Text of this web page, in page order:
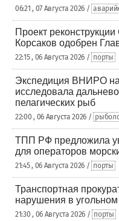
06:21 , 07 Августа 2026 /
Проект
Корсаков одобрен
22:15 , 06 Августа 2026 / порты
Экспедиция ВНИРО
исследовала
пелагических рыб
22:00 , 06 Августа 2026 /
ТПП РФ предложила
для операторов
21:45 , 06 Августа 2026 / порты
Транспортная
нарушения в
21:30 , 06 Августа 2026 / порты